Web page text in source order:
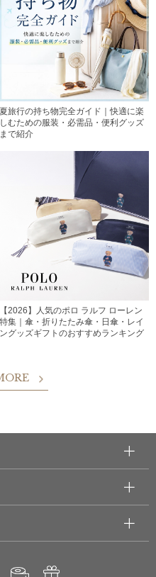
夏旅行の持ち物完全ガイド｜快適に楽
しむための服装・必需品・便利グッズ
まで紹介
【2026】人気のポロ ラルフ ローレン
特集｜傘・折りたたみ傘・日傘・レイ
ングッズギフトのおすすめランキング